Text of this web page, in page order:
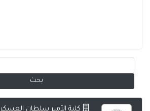
كلية الأمير سلطان